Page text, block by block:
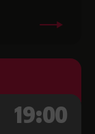
19:00